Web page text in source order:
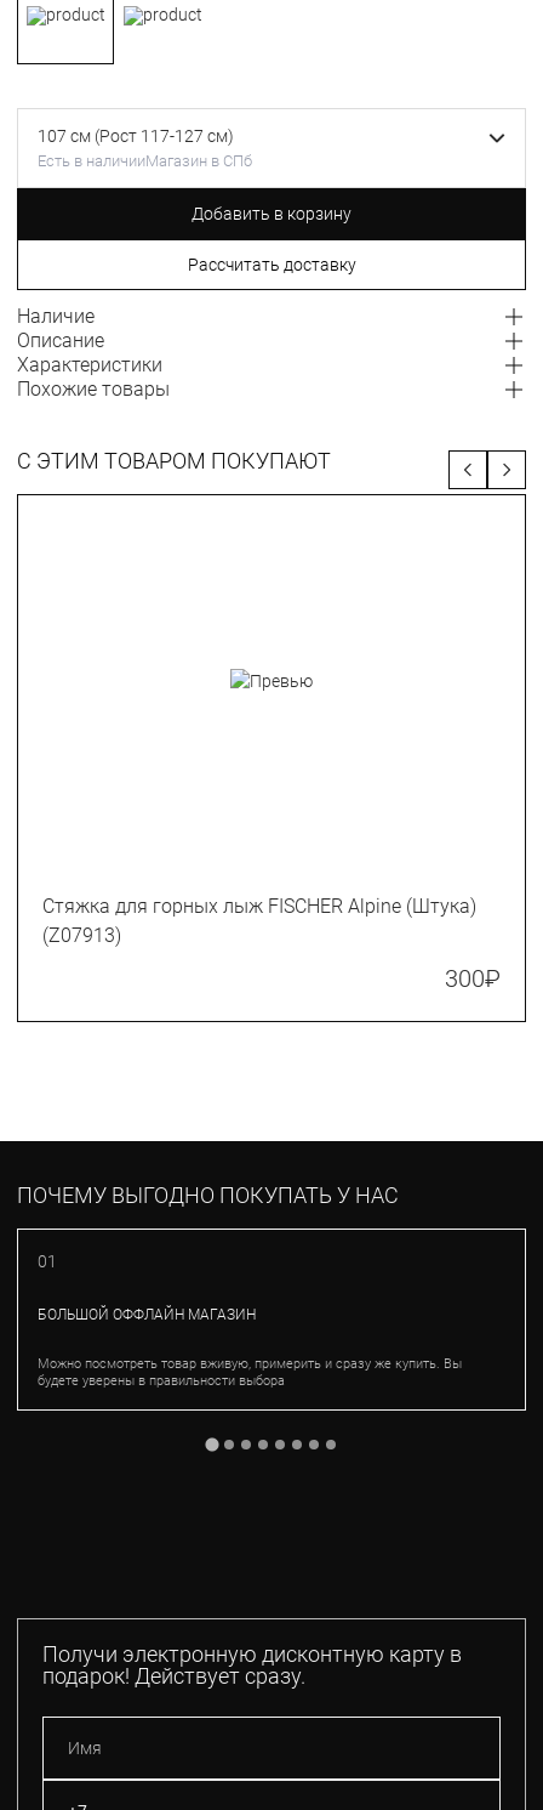
107 см (Рост 117-127 см)
Есть в наличииМагазин в СПб
Добавить в корзину
Рассчитать доставку
Наличие
Описание
Характеристики
Похожие товары
С ЭТИМ ТОВАРОМ ПОКУПАЮТ
Стяжка для горных лыж FISCHER Alpine (Штука)
(Z07913)
300₽
ПОЧЕМУ ВЫГОДНО ПОКУПАТЬ У НАС
01
БОЛЬШОЙ ОФФЛАЙН МАГАЗИН
Можно посмотреть товар вживую, примерить и сразу же купить. Вы
будете уверены в правильности выбора
Получи электронную дисконтную карту в
подарок! Действует сразу.